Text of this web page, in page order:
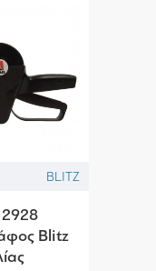
BLITZ
Blitz